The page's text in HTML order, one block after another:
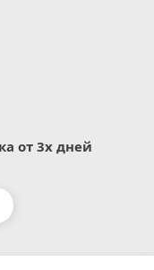
от 3х дней